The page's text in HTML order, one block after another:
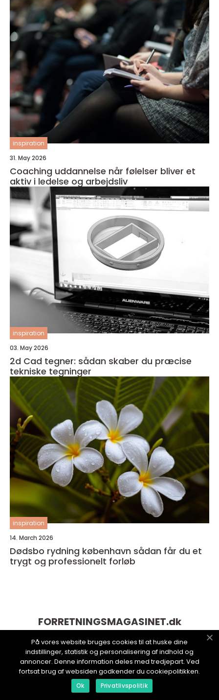
inspiration
31. May 2026
Coaching uddannelse når følelser bliver et
aktiv i ledelse og arbejdsliv
inspiration
03. May 2026
2d Cad tegner: sådan skaber du præcise
tekniske tegninger
inspiration
14. March 2026
Dødsbo rydning københavn sådan får du et
trygt og professionelt forløb
FORRETNINGSMAGASINET.dk
På vores website bruges cookies til at huske dine
indstillinger, statistik og personalisering af indhold og
annoncer. Denne information deles med tredjepart. Ved
fortsat brug af websiden godkender du cookiepolitikken.
Ok Privatlivspolitik